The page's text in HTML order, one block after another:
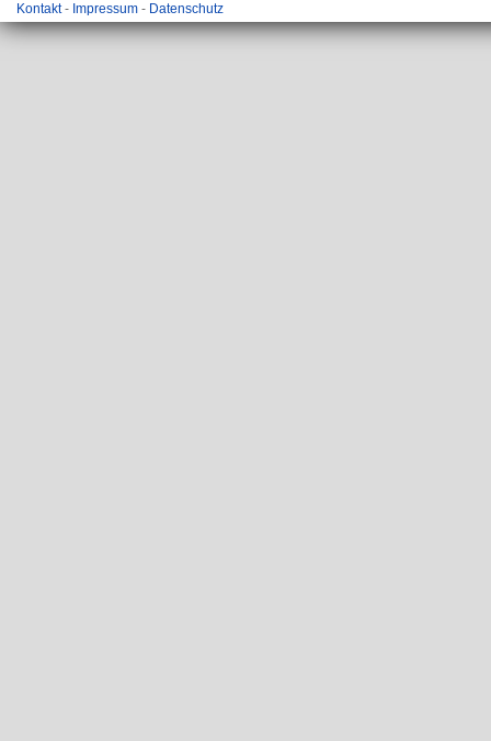
Kontakt- Impressum - Datenschutz